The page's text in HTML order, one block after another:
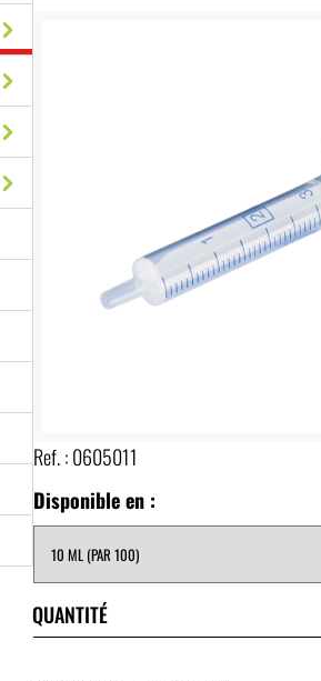
Ref. :0605011
Disponible en :
QUANTITÉ